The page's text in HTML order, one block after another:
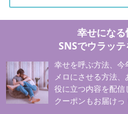
幸せになる
SNSでウラッ
幸せを呼ぶ方法、今
メロにさせる方法
役に立つ内容を配
クーポンもお届けっ